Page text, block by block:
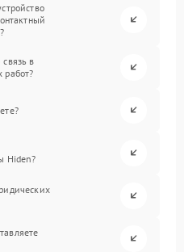
в
работ?
Hiden?